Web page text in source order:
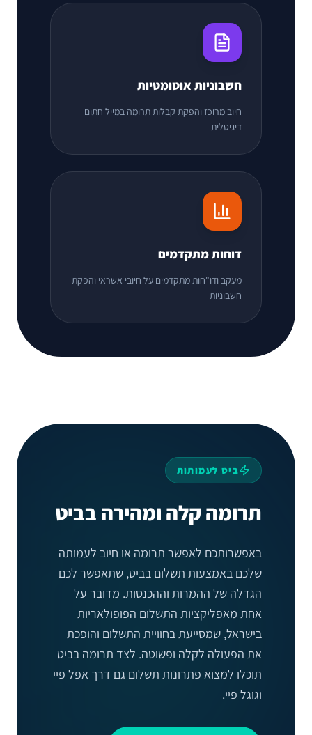
חשבוניות אוטומטיות
חיוב מרוכז והפקת קבלות תרומה במייל חתום
דיגיטלית
דוחות מתקדמים
מעקב ודו"חות מתקדמים על חיובי אשראי והפקת
חשבוניות
ביט לעמותות
תרומה קלה ומהירה בביט
באפשרותכם לאפשר תרומה או חיוב לעמותה
שלכם באמצעות תשלום בביט, שתאפשר לכם
הגדלה של ההמרות וההכנסות. מדובר על
אחת מאפליקציות התשלום הפופולאריות
בישראל, שמסייעת בחוויית התשלום והופכת
את הפעולה לקלה ופשוטה. לצד תרומה בביט
תוכלו למצוא פתרונות תשלום גם דרך אפל פיי
וגוגל פיי.